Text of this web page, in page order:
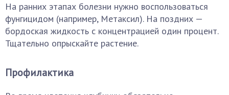
На ранних этапах болезни нужно воспользоваться
фунгицидом (например, Метаксил). На поздних —
бордоская жидкость с концентрацией один процент.
Тщательно опрыскайте растение.
Профилактика